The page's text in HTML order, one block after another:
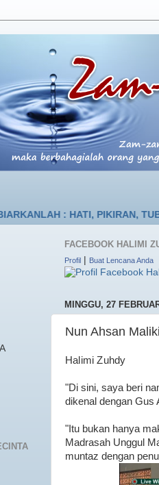
: HATI, PIKIRAN, TUBUH KITA
FACEBOOK HALIMI
Profil Buat Lencana Anda
MINGGU, 27
Nun Ahsan
Halimi Zuhdy
"Di sini, saya beri
dikenal dengan Gus
"Itu bukan hanya
Madrasah Unggul
muntaz dengan